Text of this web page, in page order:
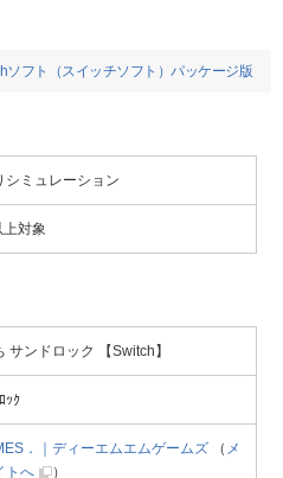
ソフト（スイッチソフト）パッケージ版
シミュレーション
対象
サンドロック 【Switch】
ｯｸ
．｜ディーエムエムゲームズ （ メ
トへ
）